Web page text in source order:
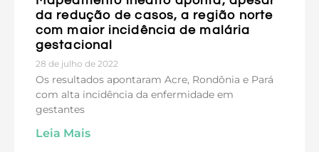
da redução de casos, a região norte
com maior incidência de malária
gestacional
28 de julho de 2022
Os resultados apontaram Acre, Rondônia e Pará
com alta incidência da enfermidade em
gestantes
Leia Mais